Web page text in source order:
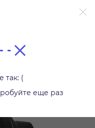
так: (
еще раз